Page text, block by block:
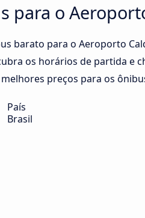
para o
barato para o Aeroporto
os horários de partida e
preços para os
País
Brasil